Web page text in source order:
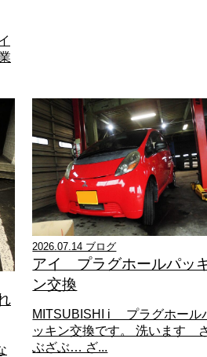
2026.07.14 ブログ
アイ プラグホールパッ
ン交換
MITSUBISHI i プラグホール
ッキン交換です。 洗います
ぶざぶ… ざ...